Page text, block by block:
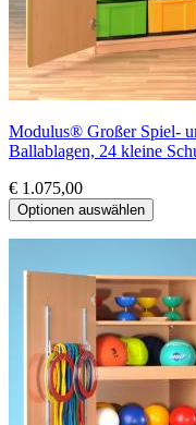
Modulus® Großer Spiel-
Ballablagen, 24 kleine
€ 1.075,00